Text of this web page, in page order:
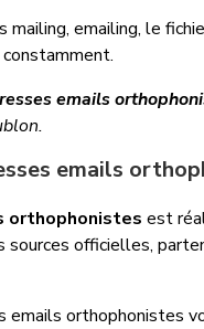
mailing, emailing, le
emails
emails
orthophonistes est
officielles,
emails orthophonistes